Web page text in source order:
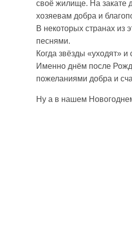
своё жилище. На закате
хозяевам добра и
В некоторых странах из
песнями.
Когда звёзды «уходят»
Именно днём после
пожеланиями добра и
Ну а в нашем